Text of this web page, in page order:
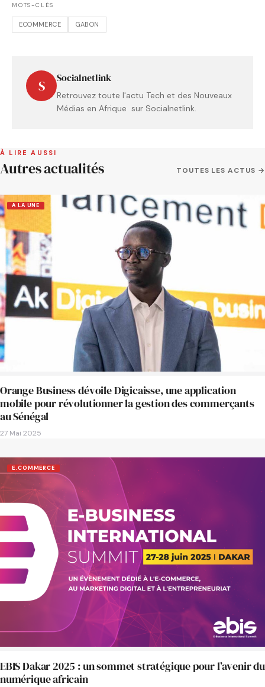
MOTS-CLÉS
ECOMMERCE GABON
S Socialnetlink
Retrouvez toute l'actu Tech et des Nouveaux
Médias en Afrique sur Socialnetlink.
À LIRE AUSSI
Autres actualités TOUTES LES ACTUS →
A LA UNE
Orange Business dévoile Digicaisse, une application
mobile pour révolutionner la gestion des commerçants
au Sénégal
27 Mai 2025
E.COMMERCE
EBIS Dakar 2025 : un sommet stratégique pour l’avenir du
numérique africain